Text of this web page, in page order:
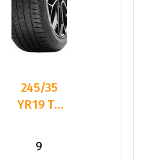
245/35
YR19 TL
QUATRAC
PRO+ XL
9